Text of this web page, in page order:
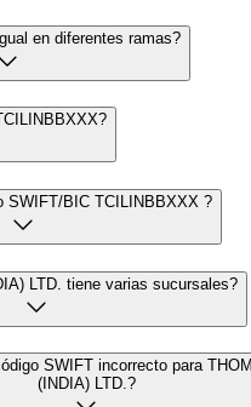
en diferentes ramas?
SWIFT/BIC TCILINBBXXX ?
LTD. tiene varias sucursales?
SWIFT incorrecto para
(INDIA) LTD.?